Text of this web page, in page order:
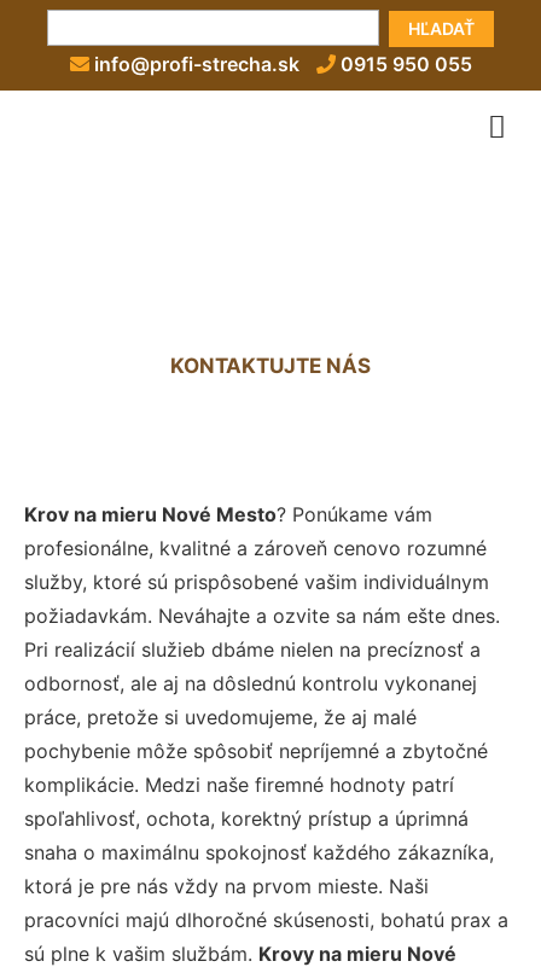
HĽADAŤ
info@profi-strecha.sk 0915 950 055
KONTAKTUJTE NÁS
Krov na mieru Nové Mesto? Ponúkame vám
profesionálne, kvalitné a zároveň cenovo rozumné
služby, ktoré sú prispôsobené vašim individuálnym
požiadavkám. Neváhajte a ozvite sa nám ešte dnes.
Pri realizácií služieb dbáme nielen na precíznosť a
odbornosť, ale aj na dôslednú kontrolu vykonanej
práce, pretože si uvedomujeme, že aj malé
pochybenie môže spôsobiť nepríjemné a zbytočné
komplikácie. Medzi naše firemné hodnoty patrí
spoľahlivosť, ochota, korektný prístup a úprimná
snaha o maximálnu spokojnosť každého zákazníka,
ktorá je pre nás vždy na prvom mieste. Naši
pracovníci majú dlhoročné skúsenosti, bohatú prax a
sú plne k vašim službám. Krovy na mieru Nové